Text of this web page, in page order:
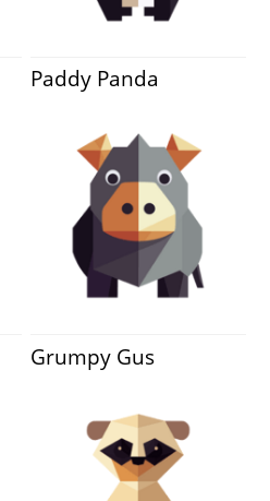
Paddy Panda
Grumpy Gus